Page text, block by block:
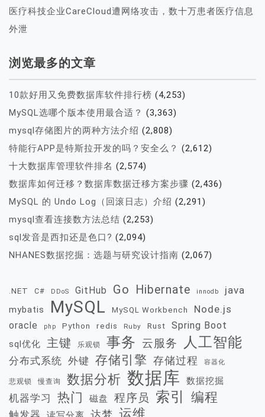
医疗科技企业CareCloud遭网络攻击，数十万患者医疗信息
外泄
浏览最多的文章
10款好用又免费数据库软件排行榜 (4,253)
MySQL选哪个版本使用最合适？ (3,363)
mysql存储图片的两种方法介绍 (2,808)
特能行APP是特斯拉开发的吗？安全么？ (2,612)
十大数据库管理软件排名 (2,574)
数据库如何迁移？数据库数据迁移方案步骤 (2,436)
MySQL 的 Undo Log（回滚日志）介绍 (2,291)
mysql查看连接数方法总结 (2,253)
sql发音是西扣还是色口? (2,094)
NHANES数据挖掘：选题与研究设计指南 (2,067)
.NET C# DDoS GitHub Go Hibernate innodb java
mybatis MySQL MySQL Workbench Node.js
oracle php Python redis Ruby Rust Spring Boot
sql优化 主键 乐观锁 事务 云服务 人工智能
分布式系统 外键 存储引擎 存储过程 容器化
悲观锁 慢查询 数据分析 数据库 数据挖掘
机器学习 热门 磁盘 程序员 索引 编程
运维